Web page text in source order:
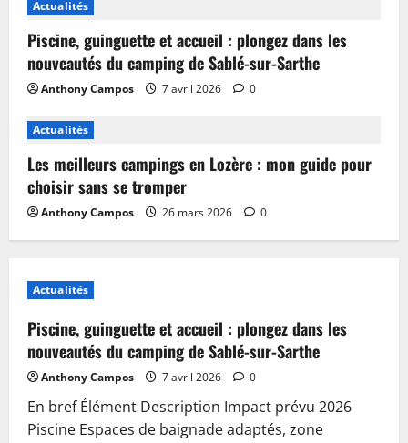
Actualités
Piscine, guinguette et accueil : plongez dans les
nouveautés du camping de Sablé-sur-Sarthe
Anthony Campos 7 avril 2026 0
Actualités
Les meilleurs campings en Lozère : mon guide pour
choisir sans se tromper
Anthony Campos 26 mars 2026 0
Actualités
Piscine, guinguette et accueil : plongez dans les
nouveautés du camping de Sablé-sur-Sarthe
Anthony Campos 7 avril 2026 0
En bref Élément Description Impact prévu 2026
Piscine Espaces de baignade adaptés, zone